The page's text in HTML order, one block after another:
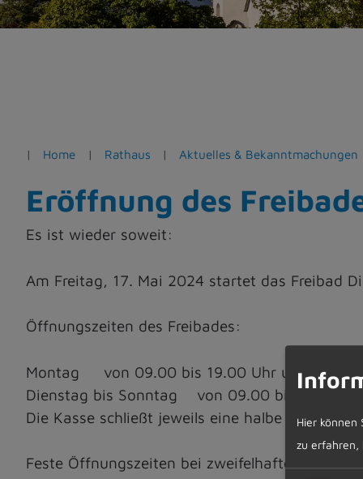
e
n
Home Rathaus Aktuelles & Bekanntmachungen
Eröffnung des
Es ist wieder soweit:
Am Freitag, 17. Mai 2024 startet das Freibad
Öffnungszeiten des Freibades:
Montag von 09.00 bis 19.00 Uhr und
Dienstag bis Sonntag von 09.00 bis 20.00
Die Kasse schließt jeweils eine halbe Stunde
Feste Öffnungszeiten bei zweifelhafter
Hier können
zu erfahren,